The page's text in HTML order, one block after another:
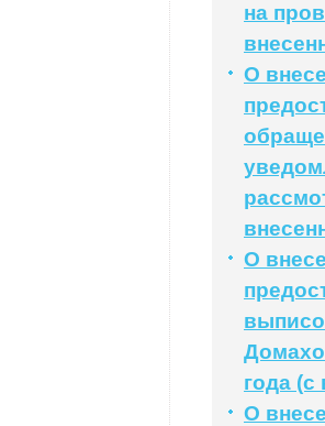
на
О
О
года
О